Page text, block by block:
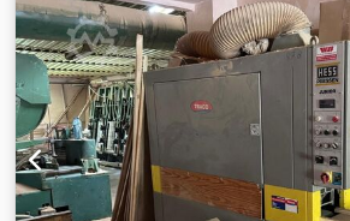
onafhankelijk instelbaar van de
rubberen coating op de walsen •
snelheden • Werkbreedte 635 mm •
werkstuklengte 230 mm • Minimale
mm • Maximale werkstukhoogte 133
152 x 635 mm • Walssnelheid 1400 tpm •
Transportbandsnelheid 2–3 m/min • 2
ieder Ø100 mm • Vermogen 5 pk